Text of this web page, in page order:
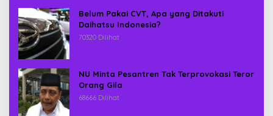
Belum Pakai CVT, Apa yang Ditakuti
Daihatsu Indonesia?
70320 Dilihat
NU Minta Pesantren Tak Terprovokasi Teror
Orang Gila
68666 Dilihat